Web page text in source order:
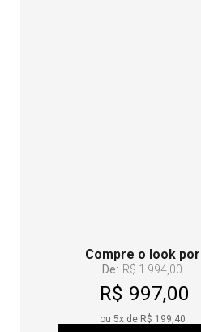
Compre o look por
De: R$ 1.994,00
R$ 997,00
ou 5x de R$ 199,40